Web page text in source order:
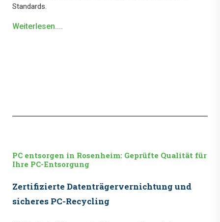
Standards.
Weiterlesen....
PC entsorgen in Rosenheim: Geprüfte Qualität für
Ihre PC-Entsorgung
Zertifizierte Datenträgervernichtung und
sicheres PC-Recycling